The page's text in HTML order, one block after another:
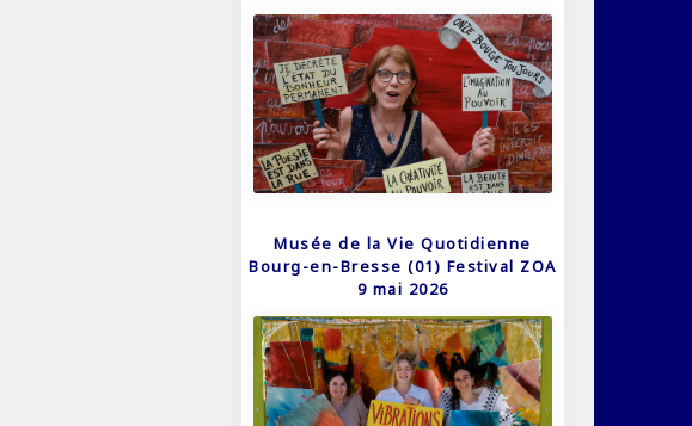
Musée de la Vie Quotidienne
Bourg-en-Bresse (01) Festival ZOA
9 mai 2026